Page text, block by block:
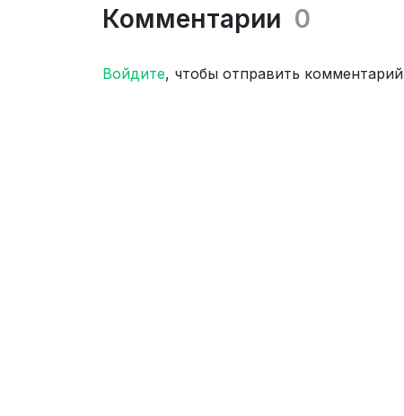
Комментарии 0
Войдите, чтобы отправить комментарий